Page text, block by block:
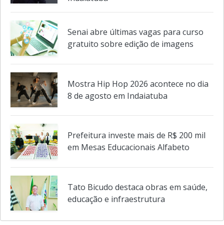
Senai abre últimas vagas para curso
gratuito sobre edição de imagens
Mostra Hip Hop 2026 acontece no dia
8 de agosto em Indaiatuba
em Mesas Educacionais Alfabeto
Tato Bicudo destaca obras em saúde,
educação e infraestrutura